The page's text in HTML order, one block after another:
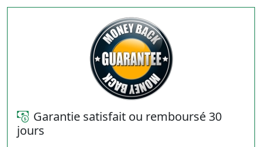
Garantie satisfait ou remboursé 30
jours